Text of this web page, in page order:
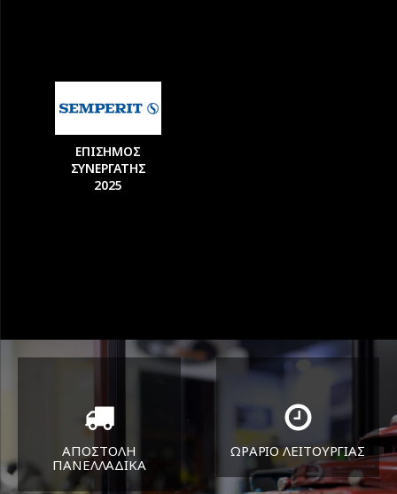
ΕΠΙΣΗΜΟΣ
ΣΥΝΕΡΓΑΤΗΣ
2025
ΑΠΟΣΤΟΛΗ
ΠΑΝΕΛΛΑΔΙΚA
ΩΡΑΡΙΟ ΛΕΙΤΟΥΡΓΙΑΣ